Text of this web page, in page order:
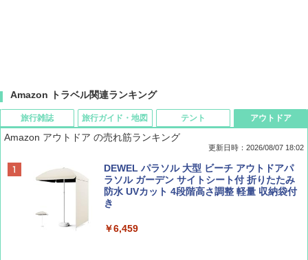
Amazon トラベル関連ランキング
旅行雑誌
ディズニーファン ２０２６年 ９月号 [雑
誌] (ＤＩＳＮＥＹ ＦＡＮ)
￥713
旅行ガイド・地図
僕が見た未来【完全版】
￥0
テント
[キャンパーズコレクション 山善] ポップアッ
プテント 傘みたいに広げて畳める パッとサ
ッとサンシェード キューブ フルクローズ メ
ッシュ 簡単設置 ワンタッチテント キャンプ
アウトドア
Amazon アウトドア の売れ筋ランキング
更新日時：2026/08/07 18:02
DEWEL パラソル 大型 ビーチ アウトドアパ
ラソル ガーデン サイトシート付 折りたたみ
防水 UVカット 4段階高さ調整 軽量 収納袋付
き
￥6,459